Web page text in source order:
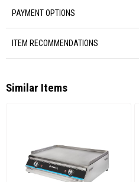
PAYMENT OPTIONS
ITEM RECOMMENDATIONS
Similar Items